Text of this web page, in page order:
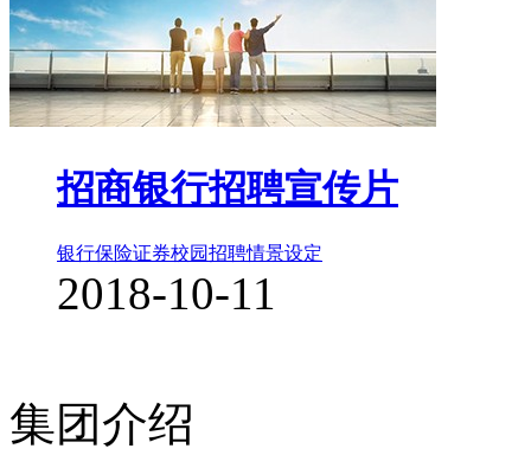
招商银行招聘宣传片
银行保险证券校园招聘情景设定
2018-10-11
集团介绍